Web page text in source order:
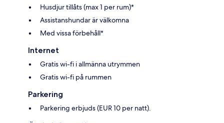
Husdjur tillåts (max 1 per rum)*
Assistanshundar är välkomna
Med vissa förbehåll*
Internet
Gratis wi-fi i allmänna utrymmen
Gratis wi-fi på rummen
Parkering
Parkering erbjuds (EUR 10 per natt).